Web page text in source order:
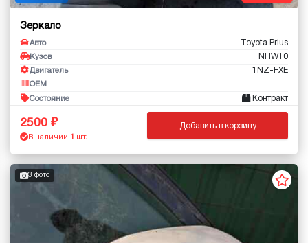
Зеркало
Авто Toyota Prius
Кузов NHW10
Двигатель 1NZ-FXE
OEM --
Состояние Контракт
2500
В наличии: 1 шт.
Добавить в корзину
3 фото